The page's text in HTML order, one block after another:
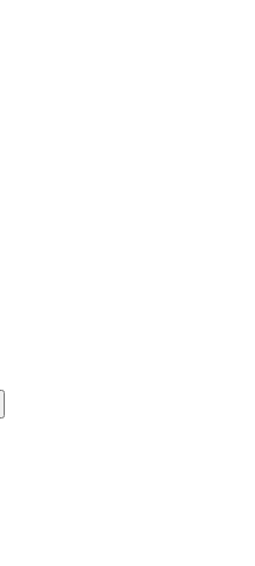
では、良質の糸を
りさんを、随時